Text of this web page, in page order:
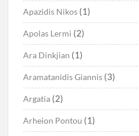
Apazidis Nikos (1)
Apolas Lermi (2)
Ara Dinkjian (1)
Aramatanidis Giannis (3)
Argatia (2)
Arheion Pontou (1)